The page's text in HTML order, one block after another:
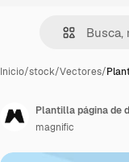
Inicio/stock/Vectores/
Plantilla página de
magnific